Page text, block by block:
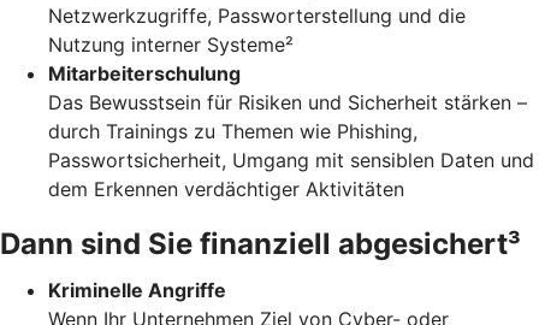
Netzwerkzugriffe, Passworterstellung und die
Nutzung interner Systeme²
Mitarbeiterschulung
Das Bewusstsein für Risiken und Sicherheit stärken –
durch Trainings zu Themen wie Phishing,
Passwortsicherheit, Umgang mit sensiblen Daten und
dem Erkennen verdächtiger Aktivitäten
Dann sind Sie finanziell abgesichert³
Kriminelle Angriffe
Wenn Ihr Unternehmen Ziel von Cyber- oder